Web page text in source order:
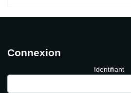
Connexion
Identifiant